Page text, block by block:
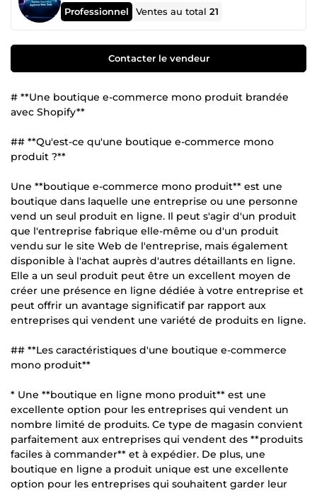
Professionnel Ventes au total21
Contacter le vendeur
# **Une boutique e-commerce mono produit brandée
avec Shopify**
## **Qu'est-ce qu'une boutique e-commerce mono
produit ?**
Une **boutique e-commerce mono produit** est une
boutique dans laquelle une entreprise ou une personne
vend un seul produit en ligne. Il peut s'agir d'un produit
que l'entreprise fabrique elle-même ou d'un produit
vendu sur le site Web de l'entreprise, mais également
disponible à l'achat auprès d'autres détaillants en ligne.
Elle a un seul produit peut être un excellent moyen de
créer une présence en ligne dédiée à votre entreprise et
peut offrir un avantage significatif par rapport aux
entreprises qui vendent une variété de produits en ligne.
## **Les caractéristiques d'une boutique e-commerce
mono produit**
* Une **boutique en ligne mono produit** est une
excellente option pour les entreprises qui vendent un
nombre limité de produits. Ce type de magasin convient
parfaitement aux entreprises qui vendent des **produits
faciles à commander** et à expédier. De plus, une
boutique en ligne a produit unique est une excellente
option pour les entreprises qui souhaitent garder leur